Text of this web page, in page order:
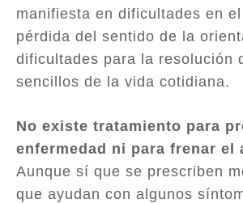
manifiesta en dificultades en
pérdida del sentido de la
dificultades para la resolución
sencillos de la vida cotidiana.
No existe tratamiento para
enfermedad ni para frenar el
Aunque sí que se prescriben
que ayudan con algunos